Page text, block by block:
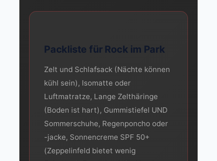
Packliste für Rock im Park
Zelt und Schlafsack (Nächte können
kühl sein), Isomatte oder
Luftmatratze, Lange Zelthäringe
(Boden ist hart), Gummistiefel UND
Sommerschuhe, Regenponcho oder
-jacke, Sonnencreme SPF 50+
(Zeppelinfeld bietet wenig